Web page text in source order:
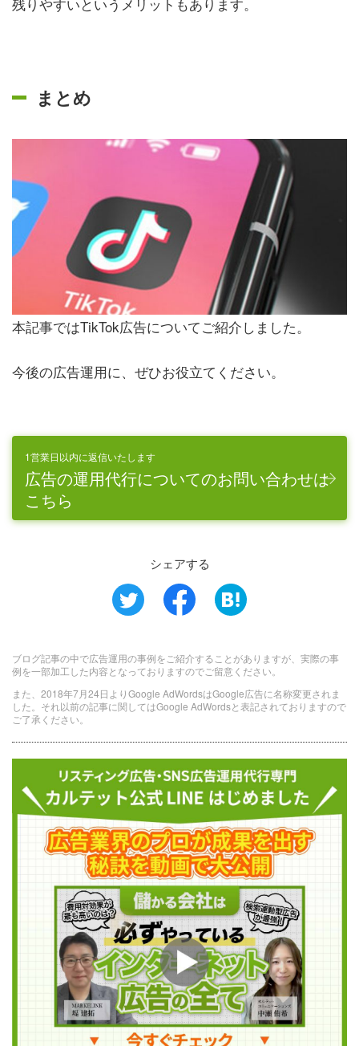
まとめ
本記事ではTikTok広告についてご紹介しました。
今後の広告運用に、ぜひお役立てください。
1営業日以内に返信いたします
広告の運用代行についてのお問い合わせは
こちら
シェアする
ブログ記事の中で広告運用の事例をご紹介することがありますが、実際の事
例を一部加工した内容となっておりますのでご留意ください。
また、2018年7月24日よりGoogle AdWordsはGoogle広告に名称変更されま
した。それ以前の記事に関してはGoogle AdWordsと表記されておりますので
ご了承ください。